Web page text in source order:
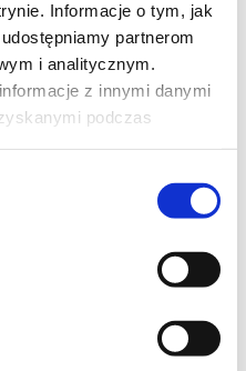
Informacje o tym, jak
partnerom
i analitycznym.
z innymi danymi
podczas